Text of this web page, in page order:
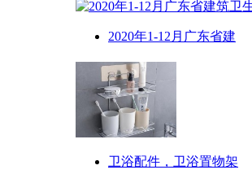
2020年1-12月广东省建
卫浴配件，卫浴置物架